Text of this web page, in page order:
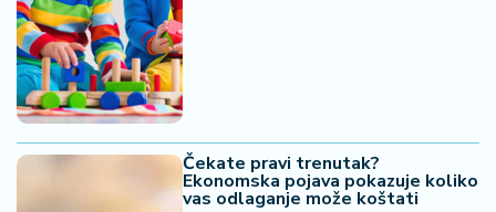
Čekate pravi trenutak?
Ekonomska pojava pokazuje koliko
vas odlaganje može koštati